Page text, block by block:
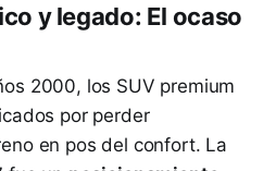
y legado: El ocaso
2000, los SUV premium
por perder
en pos del confort. La